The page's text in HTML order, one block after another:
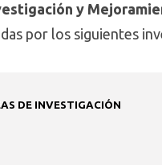
y
por los siguientes
DE INVESTIGACIÓN